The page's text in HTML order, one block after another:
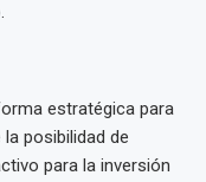
estratégica para
posibilidad de
para la inversión